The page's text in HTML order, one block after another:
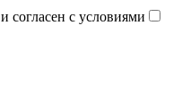
и согласен с условиями